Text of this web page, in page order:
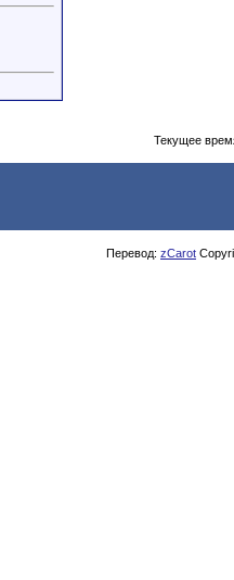
Текущее
Перевод: zCarot